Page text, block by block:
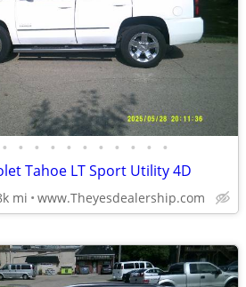
• • • • • • • • • • •
Tahoe LT Sport Utility 4D
mi www.Theyesdealership.com